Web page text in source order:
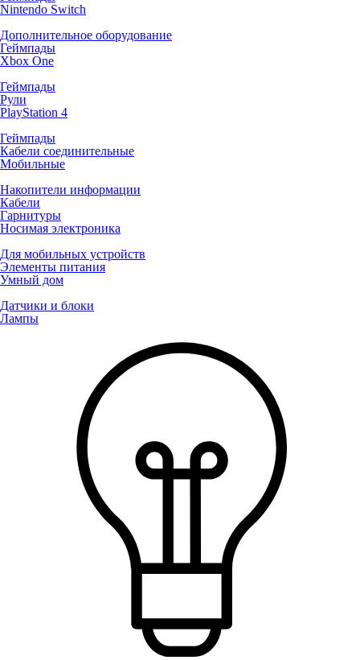
Nintendo Switch
Дополнительное оборудование
Геймпады
Xbox One
Геймпады
Рули
PlayStation 4
Геймпады
Кабели соединительные
Мобильные
Накопители информации
Кабели
Гарнитуры
Носимая электроника
Для мобильных устройств
Элементы питания
Умный дом
Датчики и блоки
Лампы